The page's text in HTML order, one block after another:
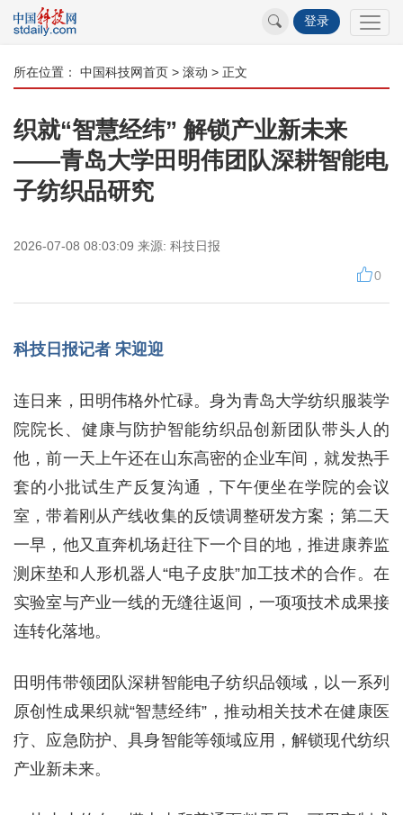
登录
所在位置： 中国科技网首页 > 滚动 > 正文
织就“智慧经纬” 解锁产业新未来
——青岛大学田明伟团队深耕智能电
子纺织品研究
2026-07-08 08:03:09 来源: 科技日报
0
科技日报记者 宋迎迎
连日来，田明伟格外忙碌。身为青岛大学纺织服装学
院院长、健康与防护智能纺织品创新团队带头人的
他，前一天上午还在山东高密的企业车间，就发热手
套的小批试生产反复沟通，下午便坐在学院的会议
室，带着刚从产线收集的反馈调整研发方案；第二天
一早，他又直奔机场赶往下一个目的地，推进康养监
测床垫和人形机器人“电子皮肤”加工技术的合作。在
实验室与产业一线的无缝往返间，一项项技术成果接
连转化落地。
田明伟带领团队深耕智能电子纺织品领域，以一系列
原创性成果织就“智慧经纬”，推动相关技术在健康医
疗、应急防护、具身智能等领域应用，解锁现代纺织
产业新未来。